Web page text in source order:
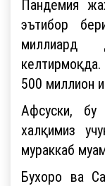
Пандемия
эътибор
миллиард
келтирмоқда.
500 миллион
Афсуски, бу
халқимиз
мураккаб
Бухоро ва